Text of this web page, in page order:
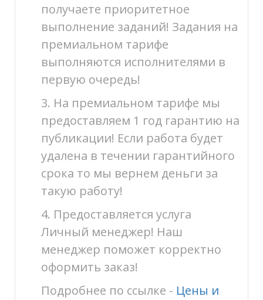
получаете приоритетное
выполнение заданий! Задания на
премиальном тарифе
выполняются исполнителями в
первую очередь!
3. На премиальном тарифе мы
предоставляем 1 год гарантию на
публикации! Если работа будет
удалена в течении гарантийного
срока то мы вернем деньги за
такую работу!
4. Предоставляется услуга
Личный менеджер! Наш
менеджер поможет корректно
оформить заказ!
Подробнее по ссылке - Цены и